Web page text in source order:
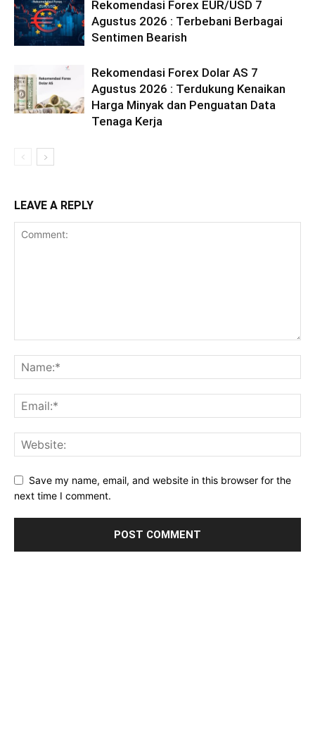
Rekomendasi Forex EUR/USD 7
Agustus 2026 : Terbebani Berbagai
Sentimen Bearish
Rekomendasi Forex Dolar AS 7
Agustus 2026 : Terdukung Kenaikan
Harga Minyak dan Penguatan Data
Tenaga Kerja
LEAVE A REPLY
Save my name, email, and website in this browser for the
next time I comment.